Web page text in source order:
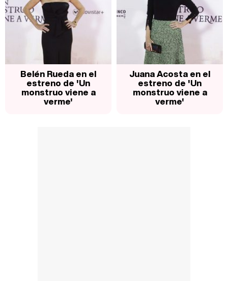
Belén Rueda en el
estreno de 'Un
monstruo viene a
verme'
Juana Acosta en el
estreno de 'Un
monstruo viene a
verme'